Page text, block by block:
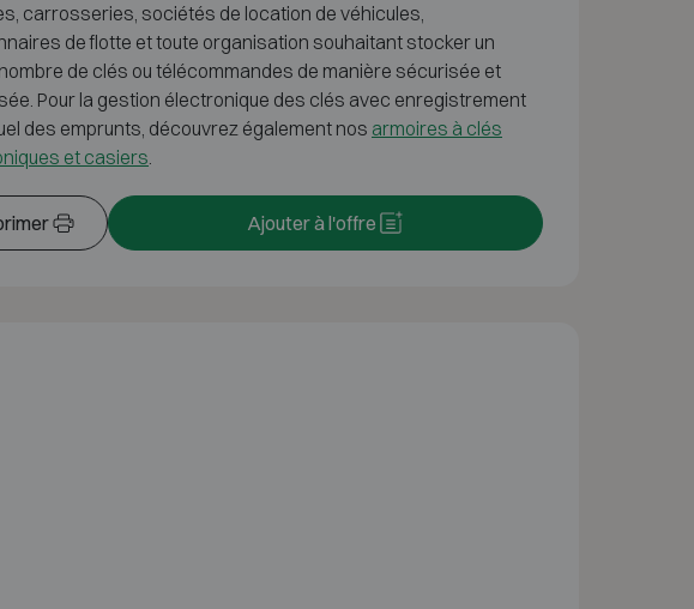
carrosseries, sociétés de location de véhicules,
de flotte et toute organisation souhaitant stocker un
de clés ou télécommandes de manière sécurisée et
Pour la gestion électronique des clés avec enregistrement
des emprunts, découvrez également nos armoires à clés
et casiers.
Ajouter à l'offre